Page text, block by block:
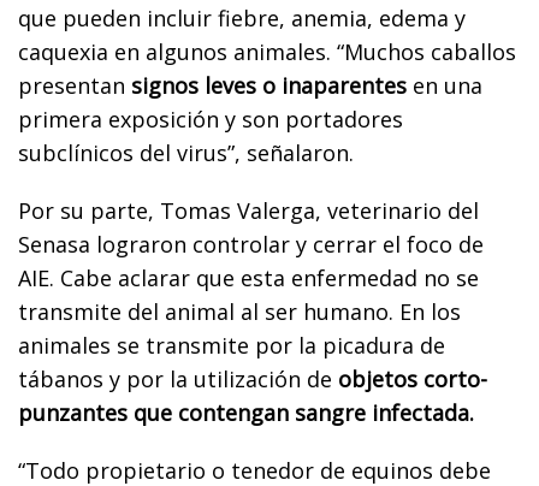
que pueden incluir fiebre, anemia, edema y
caquexia en algunos animales. “Muchos caballos
presentan signos leves o inaparentes en una
primera exposición y son portadores
subclínicos del virus”, señalaron.
Por su parte, Tomas Valerga, veterinario del
Senasa lograron controlar y cerrar el foco de
AIE. Cabe aclarar que esta enfermedad no se
transmite del animal al ser humano. En los
animales se transmite por la picadura de
tábanos y por la utilización de objetos corto-
punzantes que contengan sangre infectada.
“Todo propietario o tenedor de equinos debe